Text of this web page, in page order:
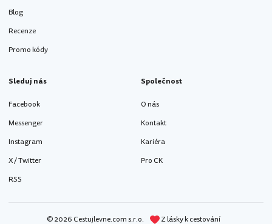
Blog
Recenze
Promo kódy
Sleduj nás
Facebook
Messenger
Instagram
X / Twitter
RSS
Společnost
O nás
Kontakt
Kariéra
Pro CK
© 2026 Cestujlevne.com s.r.o. Z lásky k cestování